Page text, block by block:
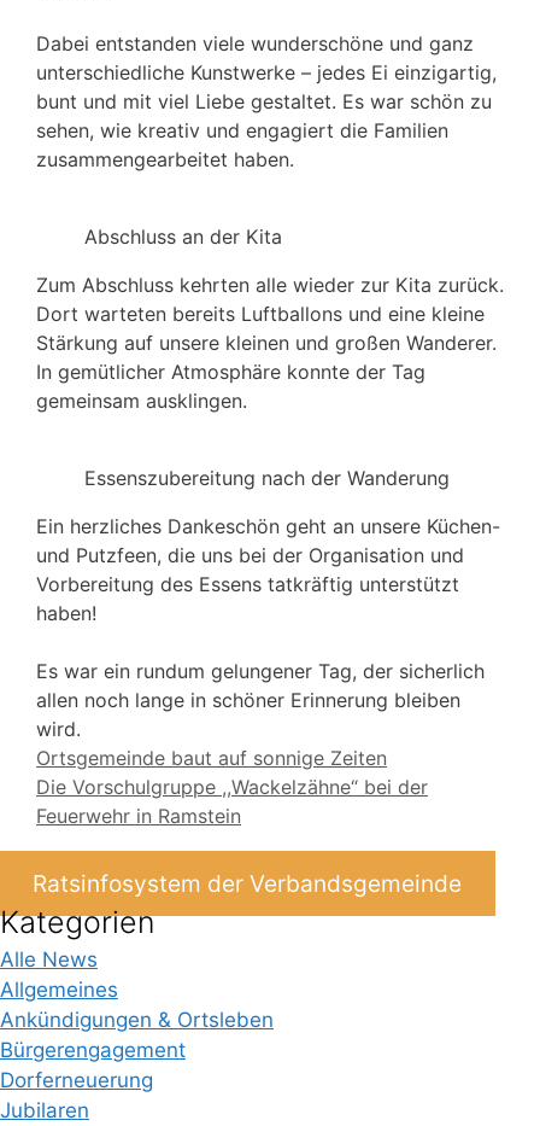
Dabei entstanden viele wunderschöne und ganz
unterschiedliche Kunstwerke – jedes Ei einzigartig,
bunt und mit viel Liebe gestaltet. Es war schön zu
sehen, wie kreativ und engagiert die Familien
zusammengearbeitet haben.
Abschluss an der Kita
Zum Abschluss kehrten alle wieder zur Kita zurück.
Dort warteten bereits Luftballons und eine kleine
Stärkung auf unsere kleinen und großen Wanderer.
In gemütlicher Atmosphäre konnte der Tag
gemeinsam ausklingen.
Essenszubereitung nach der Wanderung
Ein herzliches Dankeschön geht an unsere Küchen-
und Putzfeen, die uns bei der Organisation und
Vorbereitung des Essens tatkräftig unterstützt
haben!
Es war ein rundum gelungener Tag, der sicherlich
allen noch lange in schöner Erinnerung bleiben
wird.
Ortsgemeinde baut auf sonnige Zeiten
Die Vorschulgruppe ,,Wackelzähne“ bei der
Feuerwehr in Ramstein
Ratsinfosystem der Verbandsgemeinde
Kategorien
Alle News
Allgemeines
Ankündigungen & Ortsleben
Bürgerengagement
Dorferneuerung
Jubilaren